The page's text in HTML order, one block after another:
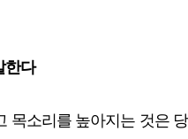
한다
목소리를 높아지는 것은 당